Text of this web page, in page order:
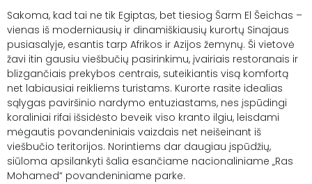
Sakoma, kad tai ne tik Egiptas, bet tiesiog Šarm El Šeichas –
vienas iš moderniausių ir dinamiškiausių kurortų Sinajaus
pusiasalyje, esantis tarp Afrikos ir Azijos žemynų. Ši vietovė
žavi itin gausiu viešbučių pasirinkimu, įvairiais restoranais ir
blizgančiais prekybos centrais, suteikiantis visą komfortą
net labiausiai reikliems turistams. Kurorte rasite idealias
sąlygas paviršinio nardymo entuziastams, nes įspūdingi
koraliniai rifai išsidėsto beveik viso kranto ilgiu, leisdami
mėgautis povandeniniais vaizdais net neišeinant iš
viešbučio teritorijos. Norintiems dar daugiau įspūdžių,
siūloma apsilankyti šalia esančiame nacionaliniame „Ras
Mohamed“ povandeniniame parke.